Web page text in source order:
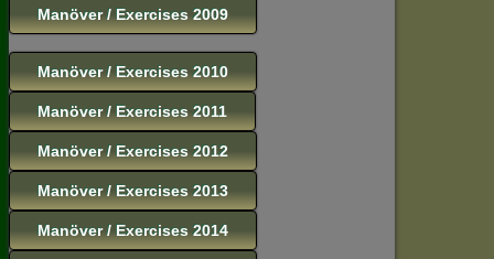
Manöver / Exercises 2009
Manöver / Exercises 2010
Manöver / Exercises 2011
Manöver / Exercises 2012
Manöver / Exercises 2013
Manöver / Exercises 2014